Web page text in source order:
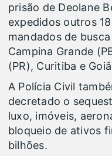
prisão de Deolane
expedidos outros
mandados de
Campina Grande
(PR), Curitiba e
A Polícia Civil
decretado o
luxo, imóveis,
bloqueio de ativos
bilhões.